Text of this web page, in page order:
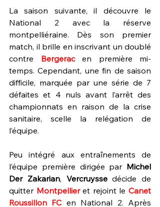
La saison suivante, il découvre le
National 2 avec la réserve
montpelliéraine. Dès son premier
match, il brille en inscrivant un doublé
contre Bergerac en première mi-
temps. Cependant, une fin de saison
difficile, marquée par une série de 7
défaites et 4 nuls avant l’arrêt des
championnats en raison de la crise
sanitaire, scelle la relégation de
l’équipe.
Peu intégré aux entraînements de
l’équipe première dirigée par Michel
Der Zakarian, Vercruysse décide de
quitter Montpellier et rejoint le Canet
Roussillon FC en National 2. Après